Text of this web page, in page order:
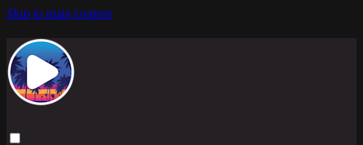
Skip to main content